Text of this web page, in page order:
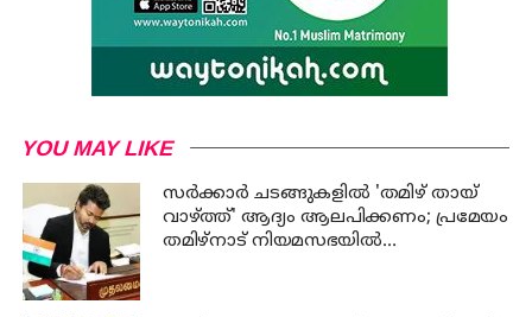
YOU MAY LIKE
സര്‍ക്കാര്‍ ചടങ്ങുകളില്‍ 'തമിഴ് തായ്
വാഴ്ത്ത്' ആദ്യം ആലപിക്കണം; പ്രമേയം
തമിഴ്നാട് നിയമസഭയില്‍